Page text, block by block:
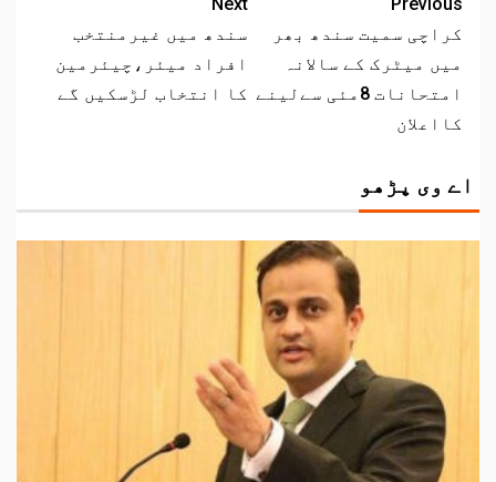
Previous
کراچی سمیت سندھ بھر
میں میٹرک کے سالانہ
امتحانات 8مئی سےلینے
کااعلان
Next
سندھ میں غیرمنتخب
افراد میئر،چیئرمین
کا انتخاب لڑسکیں گے
اے وی پڑھو